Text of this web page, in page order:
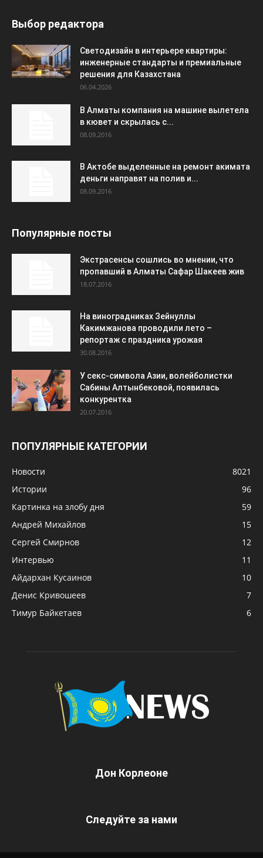
Выбор редактора
Светодизайн в интерьере квартиры:
инженерные стандарты и премиальные
решения для Казахстана
06.04.2026
В Алматы компания на машине вылетела
в кювет и скрылась с...
08.09.2016
В Актобе выделенные на ремонт акимата
деньги направят на полив и...
08.09.2016
Популярные посты
Экстрасенсы сошлись во мнении, что
пропавший в Алматы Сафар Шакеев жив
18.07.2016
На виноградниках Зейнуллы
Какимжанова проводили лето –
репортаж с праздника урожая
30.08.2016
У секс-символа Азии, волейболистки
Сабины Алтынбековой, появилась
конкурентка
20.07.2016
ПОПУЛЯРНЫЕ КАТЕГОРИИ
Новости
8021
Истории
96
Картинка на злобу дня
59
Андрей Михайлов
15
Сергей Смирнов
12
Интервью
11
Айдархан Кусаинов
10
Денис Кривошеев
7
Тимур Байкетаев
6
Дон Корлеоне
Следуйте за нами